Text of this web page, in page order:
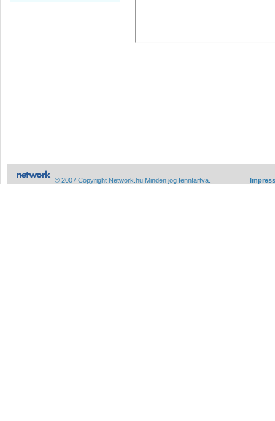
© 2007 Copyright Network.hu Minden jog fenntartva.